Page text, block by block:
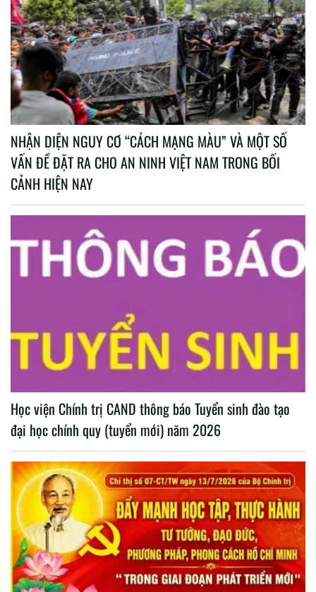
NHẬN DIỆN NGUY CƠ “CÁCH MẠNG MÀU” VÀ MỘT SỐ
VẤN ĐỀ ĐẶT RA CHO AN NINH VIỆT NAM TRONG BỐI
CẢNH HIỆN NAY
Học viện Chính trị CAND thông báo Tuyển sinh đào tạo
đại học chính quy (tuyển mới) năm 2026